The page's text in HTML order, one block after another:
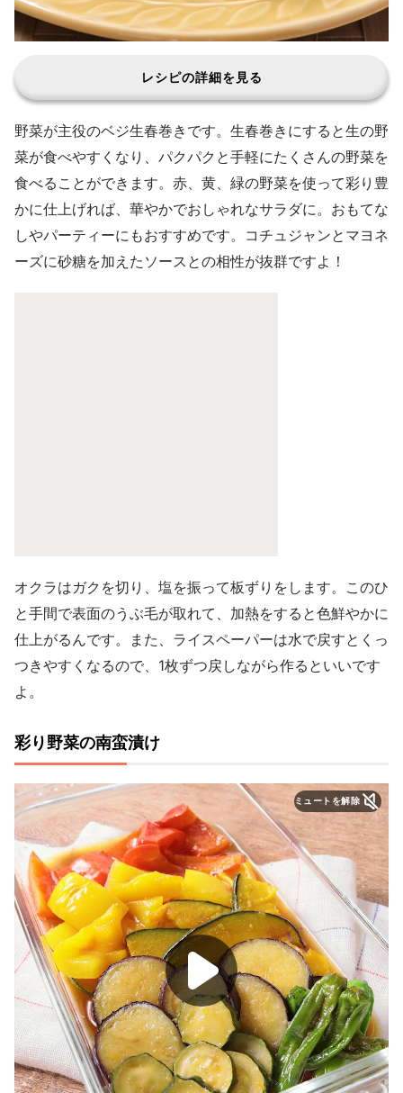
レシピの詳細を見る
野菜が主役のベジ生春巻きです。生春巻きにすると生の野
菜が食べやすくなり、パクパクと手軽にたくさんの野菜を
食べることができます。赤、黄、緑の野菜を使って彩り豊
かに仕上げれば、華やかでおしゃれなサラダに。おもてな
しやパーティーにもおすすめです。コチュジャンとマヨネ
ーズに砂糖を加えたソースとの相性が抜群ですよ！
オクラはガクを切り、塩を振って板ずりをします。このひ
と手間で表面のうぶ毛が取れて、加熱をすると色鮮やかに
仕上がるんです。また、ライスペーパーは水で戻すとくっ
つきやすくなるので、1枚ずつ戻しながら作るといいです
よ。
彩り野菜の南蛮漬け
ミュートを解除